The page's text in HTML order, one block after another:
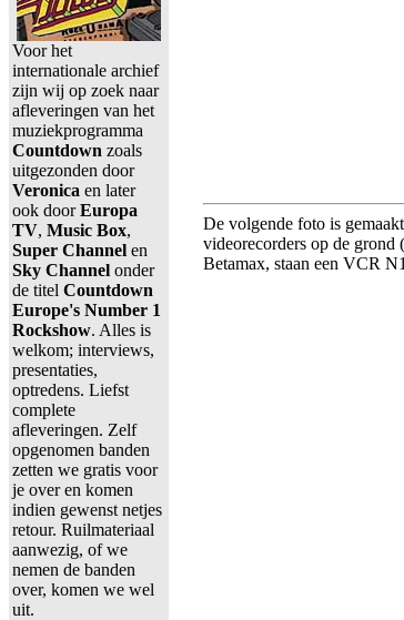
Voor het
internationale archief
zijn wij op zoek naar
afleveringen van het
muziekprogramma
Countdown zoals
uitgezonden door
Veronica en later
ook doorEuropa
TV, Music Box,
Super Channel en
Sky Channel onder
de titel Countdown
Europe's Number 1
Rockshow. Alles is
welkom; interviews,
presentaties,
optredens. Liefst
complete
afleveringen. Zelf
opgenomen banden
zetten we gratis voor
je over en komen
indien gewenst netjes
retour. Ruilmateriaal
aanwezig, of we
nemen de banden
over, komen we wel
uit.
De volgende foto is
videorecorders op de grond
Betamax, staan een VCR